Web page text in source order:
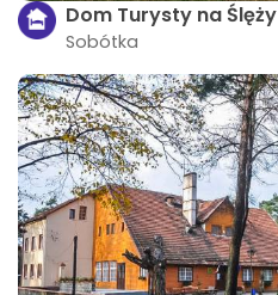
Dom Turysty na Ślęży
Sobótka